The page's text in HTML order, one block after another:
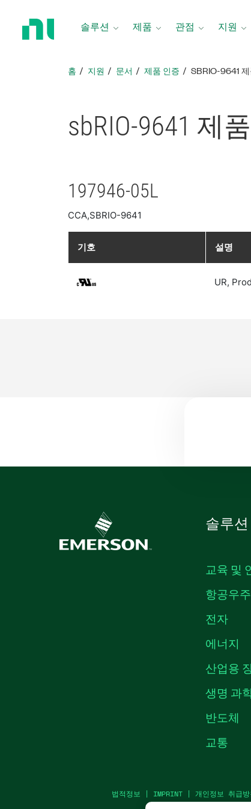
솔루션 제품 관점 지원
홈 지원 문서 제품 인증 SBRIO-9641
sbRIO-9641 제
197946-05L
CCA,SBRIO-9641
기호 설명
UR,
솔루션
교육 및
항공우
전자
에너지
산업용
생명 과
반도체
교통
법적정보 | IMPRINT | 개인정보 취급방